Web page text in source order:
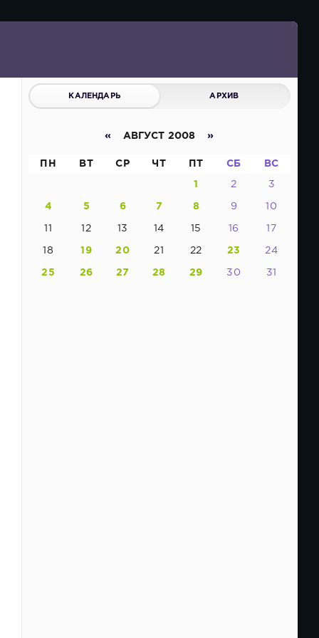
КАЛЕНДАРЬ АРХИВ
«АВГУСТ 2008 »
ПН ВТ СР ЧТ ПТ СБ ВС
1 2 3
4 5 6 7 8 9 10
11 12 13 14 15 16 17
18 19 20 21 22 23 24
25 26 27 28 29 30 31